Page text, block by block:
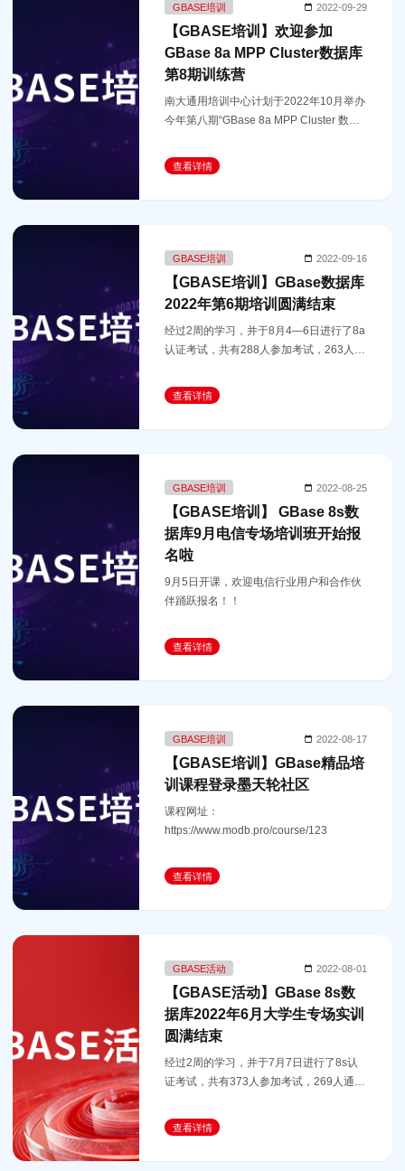
GBASE培训 2022-09-29
【GBASE培训】欢迎参加
GBase 8a MPP Cluster数据库
第8期训练营
南大通用培训中心计划于2022年10月举办
今年第八期“GBase 8a MPP Cluster 数据
MPP新型数据库。依旧是全程免费的认证
培训，10月10日开课，欢迎国产数据库爱
查看详情
GBASE培训 2022-09-16
【GBASE培训】GBase数据库
2022年第6期培训圆满结束
经过2周的学习，并于8月4—6日进行了8a
认证考试，共有288人参加考试，263人通
库管理工程师证书。
查看详情
GBASE培训 2022-08-25
【GBASE培训】 GBase 8s数
据库9月电信专场培训班开始报
名啦
9月5日开课，欢迎电信行业用户和合作伙
伴踊跃报名！！
查看详情
GBASE培训 2022-08-17
【GBASE培训】GBase精品培
训课程登录墨天轮社区
课程网址：
https://www.modb.pro/course/123
查看详情
GBASE活动 2022-08-01
【GBASE活动】GBase 8s数
据库2022年6月大学生专场实训
圆满结束
经过2周的学习，并于7月7日进行了8s认
证考试，共有373人参加考试，269人通过
书。
查看详情